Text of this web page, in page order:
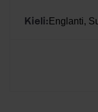
Kieli: Englanti,